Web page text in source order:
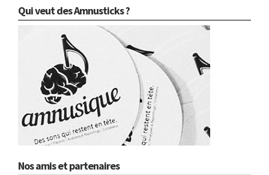
Qui veut des Amnusticks ?
Nos amis et partenaires